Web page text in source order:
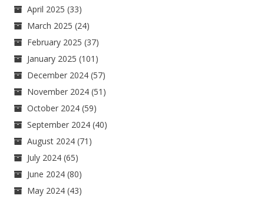
April 2025 (33)
March 2025 (24)
February 2025 (37)
January 2025 (101)
December 2024 (57)
November 2024 (51)
October 2024 (59)
September 2024 (40)
August 2024 (71)
July 2024 (65)
June 2024 (80)
May 2024 (43)